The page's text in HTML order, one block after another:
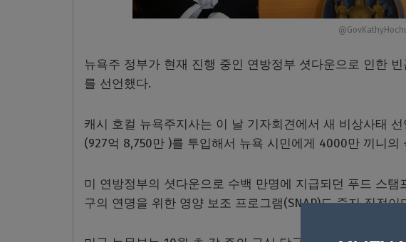
뉴욕주 정부가 현재 진행 중인 연방정부 셧다운으로 인한
를 선언했다.
캐시 호컬 뉴욕주지사는 이 날 기자회견에서 새 비상사태
(927억 8,750만 )를 투입해서 뉴욕 시민에게 4000만 끼니의
미 연방정부의 셧다운으로 수백 만명에 지급되던 푸드 스
구의 연명을 위한 영양 보조 프로그램(SNAP)도 중지 직전이